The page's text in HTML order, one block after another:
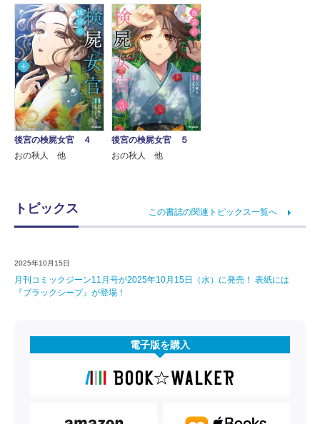
後宮の検屍女官 ４
おの秋人 他
後宮の検屍女官 ５
おの秋人 他
トピックス この書誌の関連トピックス一覧へ
2025年10月15日
月刊コミックジーン11月号が2025年10月15日（水）に発売！ 表紙には
『ブラックシープ』が登場！
電子版を購入